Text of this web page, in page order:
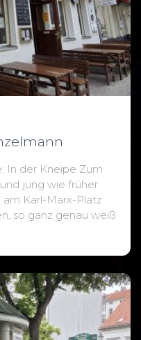
In der Kneipe Zum
jung wie früher
Karl-Marx-Platz
so ganz genau weiß